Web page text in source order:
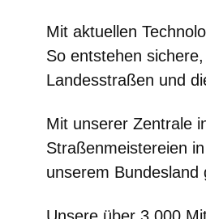
Mit aktuellen
So entstehen
Landesstraßen und
Mit unserer Zentrale
Straßenmeistereien
unserem Bundesland